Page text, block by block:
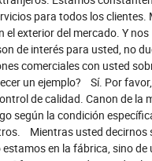
para todos los clientes.
exterior del mercado. Y nos
de interés para usted, no
comerciales con usted
un ejemplo? Sí. Por favor,
de calidad. Canon de la
según la condición
Mientras usted decirnos
en la fábrica, sino de